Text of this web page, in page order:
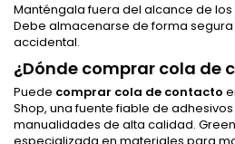
Manténgala fuera del alcance de los
Debe almacenarse de forma
accidental.
¿Dónde comprar cola de
Puede comprar cola de contacto
Shop, una fuente fiable de
manualidades de alta calidad.